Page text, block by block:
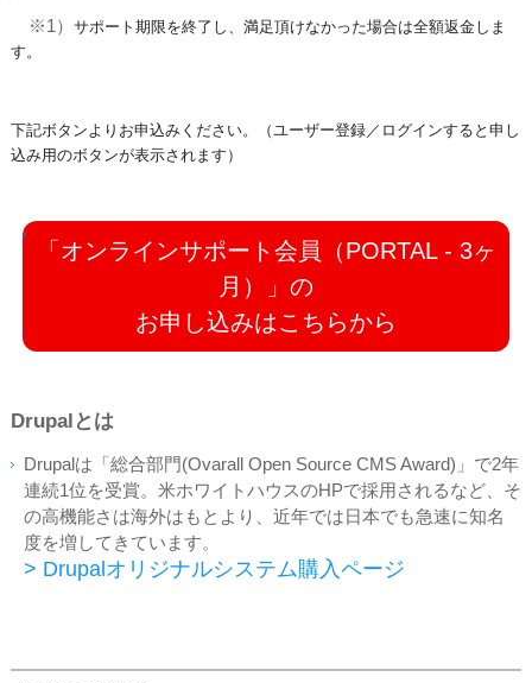
※1） サポート期限を終了し、満足頂けなかった場合は全額返金しま
す。
下記ボタンよりお申込みください。（ユーザー登録／ログインすると申し
込み用のボタンが表示されます）
「オンラインサポート会員（PORTAL - 3ヶ
月）」の
お申し込みはこちらから
Drupalとは
Drupalは「総合部門(Ovarall Open Source CMS Award)」で2年
連続1位を受賞。米ホワイトハウスのHPで採用されるなど、そ
の高機能さは海外はもとより、近年では日本でも急速に知名
度を増してきています。
> Drupalオリジナルシステム購入ページ